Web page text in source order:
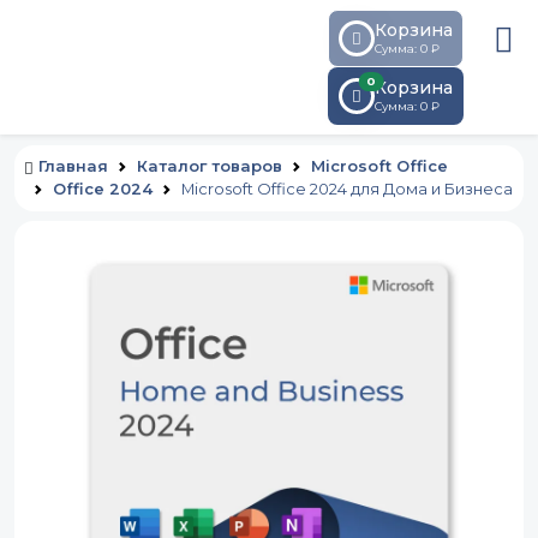
Корзина
Сумма: 0 ₽
0Корзина
Сумма: 0 ₽
Главная Каталог товаров
Microsoft Office
Office 2024
Microsoft Office 2024 для Дома и Бизнеса